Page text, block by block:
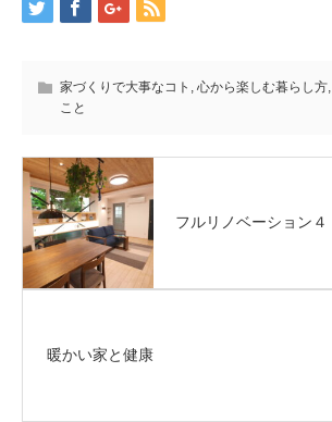
家づくりで大事なコト , 心から楽しむ暮らし方,
こと
フルリノベーション４
暖かい家と健康